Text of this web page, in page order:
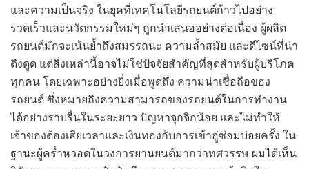
และความเป็นจริง ในยุคที่เทคโนโลยีรถยนต์ก้าวไปอย่าง
รวดเร็วและนวัตกรรมใหม่ๆ ถูกนำเสนออย่างต่อเนื่อง ผู้ผลิต
รถยนต์มักจะเน้นย้ำถึงสมรรถนะ ความล้ำสมัย และดีไซน์ที่น่า
ดึงดูด แต่สิ่งเหล่านี้อาจไม่ใช่ปัจจัยสำคัญที่สุดสำหรับผู้บริโภค
ทุกคน โดยเฉพาะอย่างยิ่งเมื่อพูดถึง ความน่าเชื่อถือของ
รถยนต์ ซึ่งหมายถึงความสามารถของรถยนต์ในการทำงาน
ได้อย่างราบรื่นในระยะยาว ปัญหาจุกจิกน้อย และไม่ทำให้
เจ้าของต้องเสียเวลาและเงินทองกับการเข้าอู่ซ่อมบ่อยครั้ง ใน
ฐานะผู้คร่ำหวอดในวงการยานยนต์มากว่าทศวรรษ ผมได้เห็น